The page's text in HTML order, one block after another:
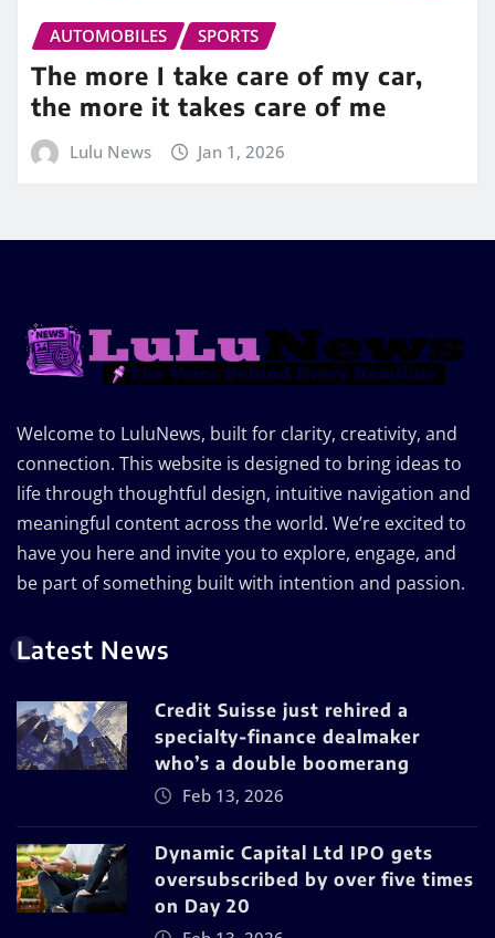
AUTOMOBILES SPORTS
The more I take care of my car,
the more it takes care of me
Lulu News Jan 1, 2026
Welcome to LuluNews, built for clarity, creativity, and
connection. This website is designed to bring ideas to
life through thoughtful design, intuitive navigation and
meaningful content across the world. We’re excited to
have you here and invite you to explore, engage, and
be part of something built with intention and passion.
Latest News
Credit Suisse just rehired a
specialty-finance dealmaker
who’s a double boomerang
Feb 13, 2026
Dynamic Capital Ltd IPO gets
oversubscribed by over five times
on Day 20